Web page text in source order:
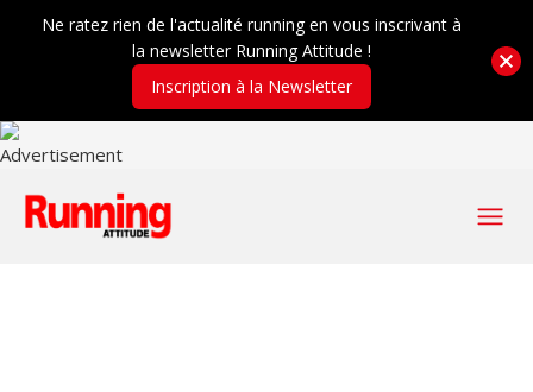
Ne ratez rien de l'actualité running en vous inscrivant à
la newsletter Running Attitude !
Inscription à la Newsletter